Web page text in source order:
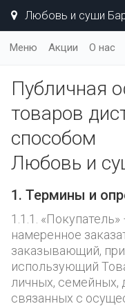
Любовь и суши
Меню Акции О нас
Публичная
товаров
способом
Любовь и
1. Термины и
1.1.1.
намеренное
заказывающий,
использующий
личных, семейных,
связанных с